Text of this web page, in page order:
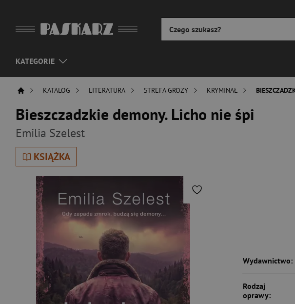
KATEGORIE
KATALOG LITERATURA STREFA GROZY KRYMINAŁ
Bieszczadzkie demony. Licho nie śpi
Emilia Szelest
KSIĄŻKA
Wydawnictwo:
Rodzaj
oprawy: